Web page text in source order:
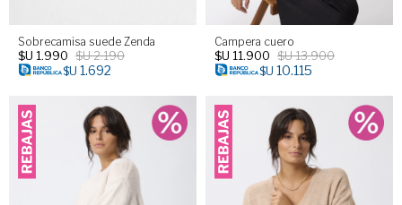
Sobrecamisa suede Zenda
$U 1.990 $U2.190
$U 1.692
Campera cuero
$U 11.900 $U13.900
$U 10.115